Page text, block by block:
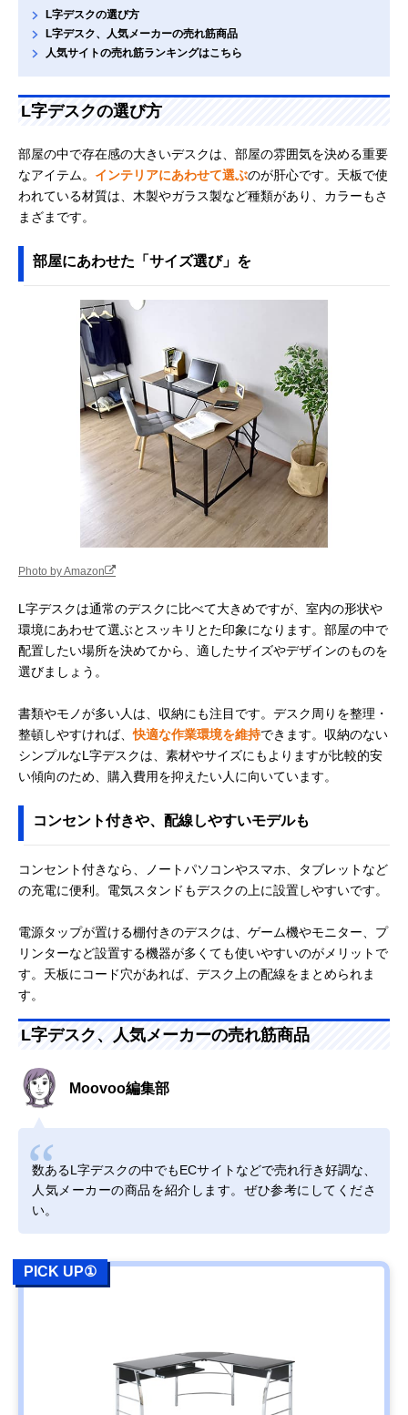
L字デスクの選び方
L字デスク、人気メーカーの売れ筋商品
人気サイトの売れ筋ランキングはこちら
L字デスクの選び方
部屋の中で存在感の大きいデスクは、部屋の雰囲気を決める重要
なアイテム。 インテリアにあわせて選ぶのが肝心です。天板で使
われている材質は、木製やガラス製など種類があり、カラーもさ
まざまです。
部屋にあわせた「サイズ選び」を
Photo by Amazon
L字デスクは通常のデスクに比べて大きめですが、室内の形状や
環境にあわせて選ぶとスッキリとた印象になります。部屋の中で
配置したい場所を決めてから、適したサイズやデザインのものを
選びましょう。
書類やモノが多い人は、収納にも注目です。デスク周りを整理・
整頓しやすければ、快適な作業環境を維持できます。収納のない
シンプルなL字デスクは、素材やサイズにもよりますが比較的安
い傾向のため、購入費用を抑えたい人に向いています。
コンセント付きや、配線しやすいモデルも
コンセント付きなら、ノートパソコンやスマホ、タブレットなど
の充電に便利。電気スタンドもデスクの上に設置しやすいです。
電源タップが置ける棚付きのデスクは、ゲーム機やモニター、プ
リンターなど設置する機器が多くても使いやすいのがメリットで
す。天板にコード穴があれば、デスク上の配線をまとめられま
す。
L字デスク、人気メーカーの売れ筋商品
Moovoo編集部
数あるL字デスクの中でもECサイトなどで売れ行き好調な、
人気メーカーの商品を紹介します。ぜひ参考にしてくださ
い。
PICK UP①